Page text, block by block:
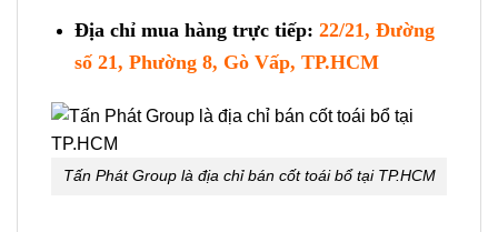
Địa chỉ mua hàng trực tiếp: 22/21, Đường
số 21, Phường 8, Gò Vấp, TP.HCM
Tấn Phát Group là địa chỉ bán cốt toái bổ tại TP.HCM